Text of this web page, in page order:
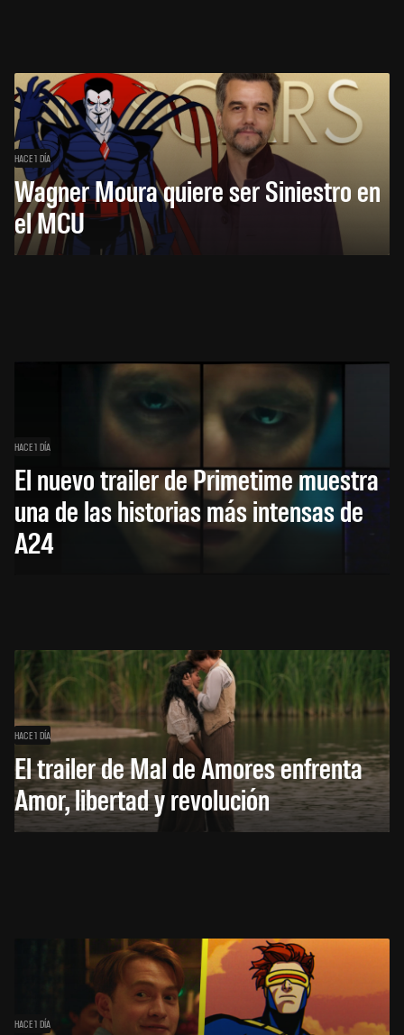
HACE 1 DÍA
Wagner Moura quiere ser Siniestro en
el MCU
HACE 1 DÍA
El nuevo trailer de Primetime muestra
una de las historias más intensas de
A24
HACE 1 DÍA
El trailer de Mal de Amores enfrenta
Amor, libertad y revolución
HACE 1 DÍA